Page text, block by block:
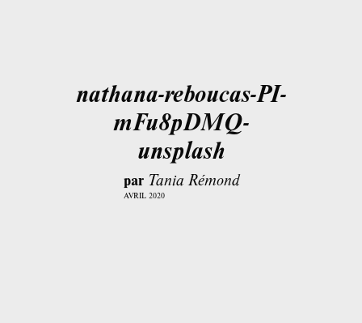
nathana-reboucas-PI-
mFu8pDMQ-
unsplash
par Tania Rémond
AVRIL 2020